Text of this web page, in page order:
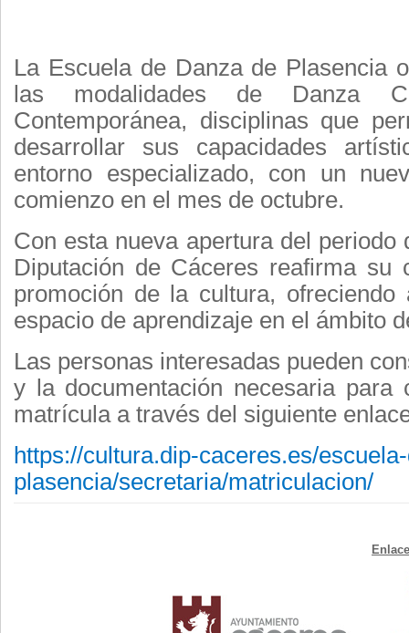
La Escuela de Danza de Plasencia
las modalidades de Danza
Contemporánea, disciplinas que
desarrollar sus capacidades
entorno especializado, con un
comienzo en el mes de octubre.
Con esta nueva apertura del periodo
Diputación de Cáceres reafirma su
promoción de la cultura,
espacio de aprendizaje en el ámbito
Las personas interesadas pueden
y la documentación necesaria para
matrícula a través del siguiente
https://cultura.dip-caceres.es/
plasencia/secretaria/matriculacion/